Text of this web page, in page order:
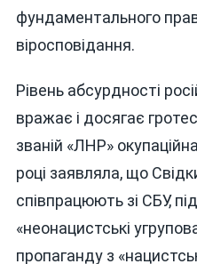
фундаментального
віросповідання.
Рівень абсурдності
вражає і досягає
званій «ЛНР»
році заявляла, що
співпрацюють зі СБУ,
«неонацистські
пропаганду з